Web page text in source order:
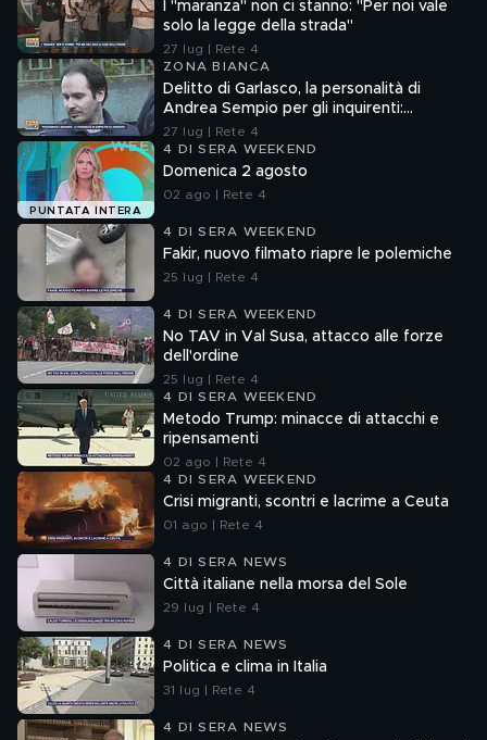
I "maranza" non ci stanno: "Per noi vale
solo la legge della strada"
27 lug | Rete 4
ZONA BIANCA
Delitto di Garlasco, la personalità di
Andrea Sempio per gli inquirenti:
"Ossessionato e bugiardo"
27 lug | Rete 4
PUNTATA INTERA
4 DI SERA WEEKEND
Domenica 2 agosto
02 ago | Rete 4
4 DI SERA WEEKEND
Fakir, nuovo filmato riapre le polemiche
25 lug | Rete 4
4 DI SERA WEEKEND
No TAV in Val Susa, attacco alle forze
dell'ordine
25 lug | Rete 4
4 DI SERA WEEKEND
Metodo Trump: minacce di attacchi e
ripensamenti
02 ago | Rete 4
4 DI SERA WEEKEND
Crisi migranti, scontri e lacrime a Ceuta
01 ago | Rete 4
4 DI SERA NEWS
Città italiane nella morsa del Sole
29 lug | Rete 4
4 DI SERA NEWS
Politica e clima in Italia
31 lug | Rete 4
4 DI SERA NEWS